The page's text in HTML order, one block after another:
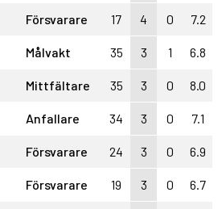
Försvarare 17 4 0 7.2
Målvakt 35 3 1 6.8
Mittfältare 35 3 0 8.0
Anfallare 34 3 0 7.1
Försvarare 24 3 0 6.9
Försvarare 19 3 0 6.7